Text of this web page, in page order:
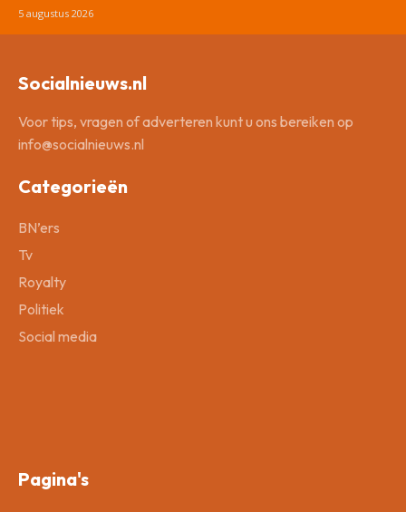
5 augustus 2026
Socialnieuws.nl
Voor tips, vragen of adverteren kunt u ons bereiken op
info@socialnieuws.nl
Categorieën
BN’ers
Tv
Royalty
Politiek
Social media
Pagina's